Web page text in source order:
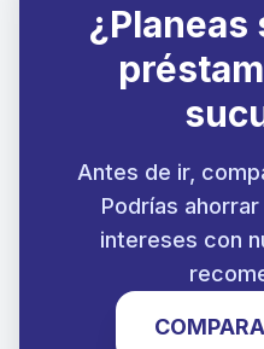
Antes de ir,
Podrías
intereses con